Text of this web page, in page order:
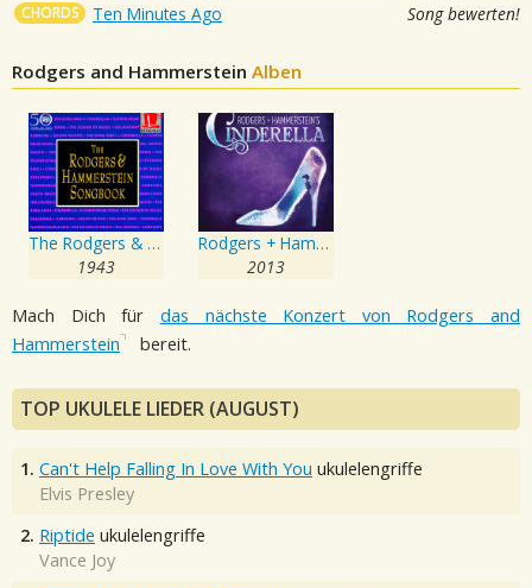
CHORDS Ten Minutes Ago Song bewerten!
Rodgers and Hammerstein Alben
The Rodgers & Hammerstein Songbook
1943
Rodgers + Hammerstein's Cinderella
2013
Mach Dich für das nächste Konzert von Rodgers and
Hammerstein
bereit.
TOP UKULELE LIEDER (AUGUST)
1. Can't Help Falling In Love With You ukulelengriffe
Elvis Presley
2. Riptide ukulelengriffe
Vance Joy